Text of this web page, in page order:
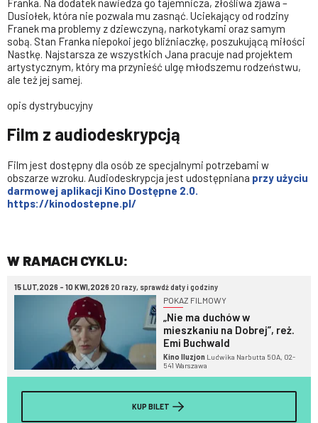
Franka. Na dodatek nawiedza go tajemnicza, złośliwa zjawa –
Dusiołek, która nie pozwala mu zasnąć. Uciekający od rodziny
Franek ma problemy z dziewczyną, narkotykami oraz samym
sobą. Stan Franka niepokoi jego bliźniaczkę, poszukującą miłości
Nastkę. Najstarsza ze wszystkich Jana pracuje nad projektem
artystycznym, który ma przynieść ulgę młodszemu rodzeństwu,
ale też jej samej.
opis dystrybucyjny
Film z audiodeskrypcją
Film jest dostępny dla osób ze specjalnymi potrzebami w
obszarze wzroku. Audiodeskrypcja jest udostępniana przy użyciu
darmowej aplikacji Kino Dostępne 2.0.
https://kinodostepne.pl/
W RAMACH CYKLU:
15 LUT,2026 - 10 KWI,2026 20 razy, sprawdź daty i godziny
POKAZ FILMOWY
„Nie ma duchów w
mieszkaniu na Dobrej”, reż.
Emi Buchwald
Kino Iluzjon Ludwika Narbutta 50A, 02-
541 Warszawa
KUP BILET